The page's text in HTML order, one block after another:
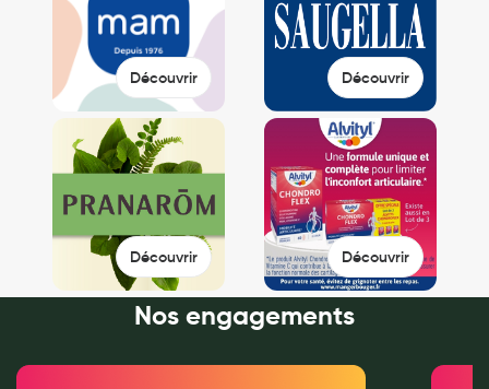
Douleurs articulaires et musculaires
Santé séniors
Anti acariens, anti gale, anti tiques, insectifuges
Vétérinaire
Incontinence
Ronflement
Autotests
Protections auditives
Lunettes
Découvrir
Découvrir
Découvrir
Découvrir
Nos engagements